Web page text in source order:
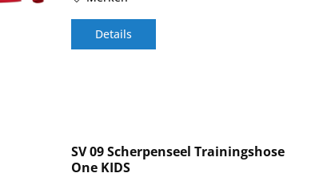
Details
SV 09 Scherpenseel Trainingshose
One KIDS